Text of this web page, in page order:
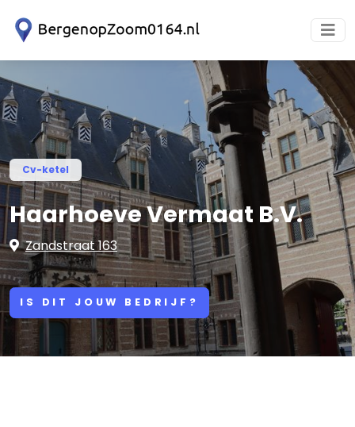
Cv-ketel
Haarhoeve Vermaat B.V.
Zandstraat 163
IS DIT JOUW BEDRIJF?